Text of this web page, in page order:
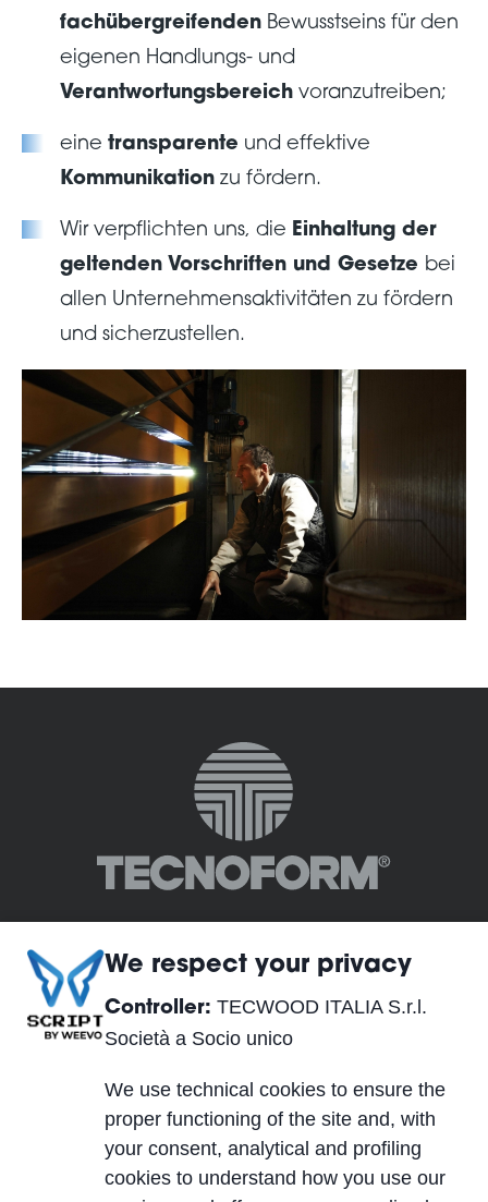
fachübergreifenden Bewusstseins für den
eigenen Handlungs- und
Verantwortungsbereich voranzutreiben;
eine transparente und effektive
Kommunikation zu fördern.
Wir verpflichten uns, die Einhaltung der
geltenden Vorschriften und Gesetze bei
allen Unternehmensaktivitäten zu fördern
und sicherzustellen.
TECWOOD ITALIA S.r.l. Società a Socio unico
Località Cusona, 53037 San Gimignano (SI), ITALY
Sitz der Gesellschaft:
Crespellano (BO), ITALY
We respect your privacy
Controller: TECWOOD ITALIA S.r.l.
Società a Socio unico
We use technical cookies to ensure the
proper functioning of the site and, with
your consent, analytical and profiling
cookies to understand how you use our